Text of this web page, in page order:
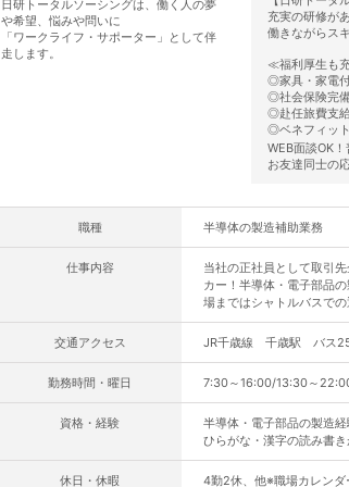
日研トータルソーシングは、働く人の夢
や希望、悩みや問いに
「ワークライフ・サポーター」として伴
走します。
充実の研修が
働きながらス
≪福利厚生も
◎家具・家電
◎社会保険完
◎赴任旅費支
◎ベネフィッ
WEB面談OK
お友達同士の
職種 半導体の製造補助業務
仕事内容
当社の正社員として取引
カー！半導体・電子部品
場まではシャトルバスで
交通アクセス JR千歳線 千歳駅 バス
勤務時間・曜日 7:30～16:00/13:30～
資格・経験
半導体・電子部品の製造
ひらがな・漢字の読み書
休日・休暇 4勤2休、他※職場カレンダ